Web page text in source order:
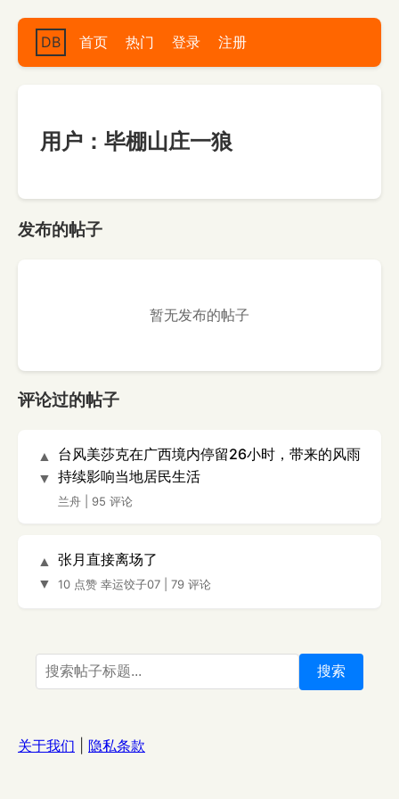
DB 首页 热门 登录 注册
用户：毕棚山庄一狼
发布的帖子
暂无发布的帖子
评论过的帖子
▲
▼
台风美莎克在广西境内停留26小时，带来的风雨
持续影响当地居民生活
兰舟 95 评论
▲
▼
张月直接离场了
10 点赞 幸运饺子07 79 评论
搜索
关于我们 隐私条款